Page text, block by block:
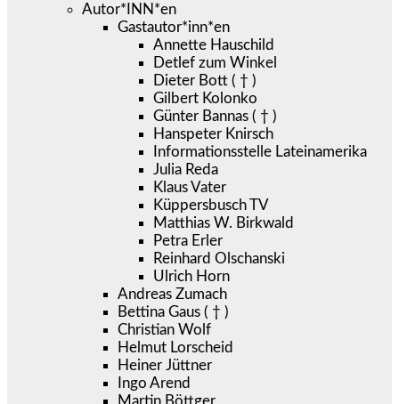
Autor*INN*en
Gastautor*inn*en
Annette Hauschild
Detlef zum Winkel
Dieter Bott ( † )
Gilbert Kolonko
Günter Bannas ( † )
Hanspeter Knirsch
Informationsstelle Lateinamerika
Julia Reda
Klaus Vater
Küppersbusch TV
Matthias W. Birkwald
Petra Erler
Reinhard Olschanski
Ulrich Horn
Andreas Zumach
Bettina Gaus ( † )
Christian Wolf
Helmut Lorscheid
Heiner Jüttner
Ingo Arend
Martin Böttger